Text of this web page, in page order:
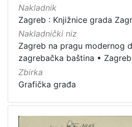
Nakladnik
Zagreb : Knjižnice grada
Nakladnički niz
Zagreb na pragu modernog
zagrebačka baština •
Zbirka
Grafička građa